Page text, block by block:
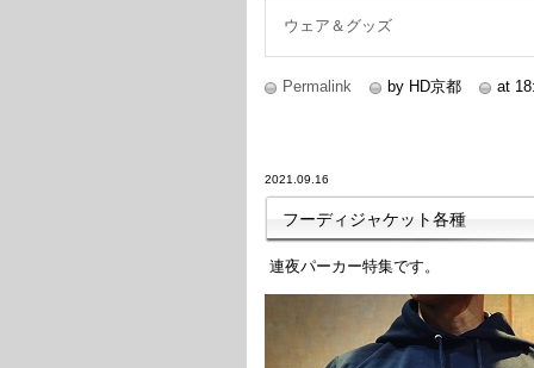
ウェア＆グッズ
Permalink by HD京都 at
2021.09.16
フーディジャケット各種
連夜パーカー特集です。